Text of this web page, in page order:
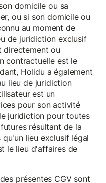
domicile ou sa
ou si son domicile ou
au moment de
de juridiction exclusif
directement ou
contractuelle est le
Holidu a également
lieu de juridiction
est un
pour son activité
juridiction pour toutes
résultant de la
lieu exclusif légal
le lieu d'affaires de
présentes CGV sont